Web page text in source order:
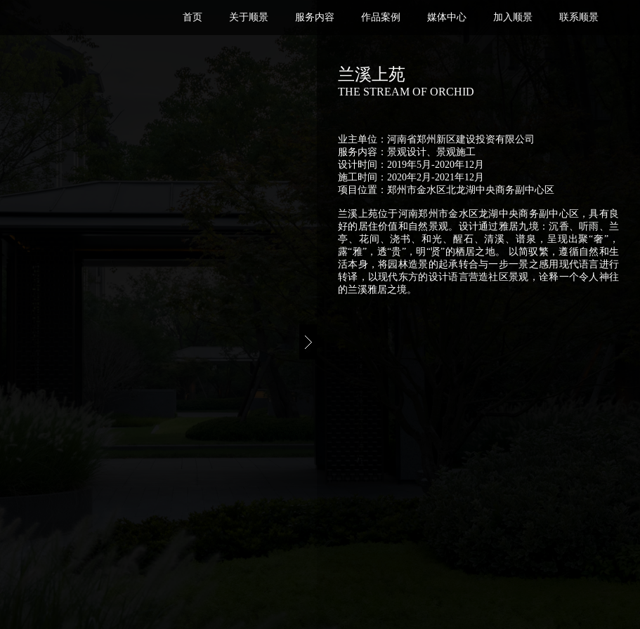
首页 关于顺景 服务内容 作品案例 媒体中心 加入顺景 联系顺景
兰溪上苑
THE STREAM OF ORCHID
业主单位：河南省郑州新区建设投资有限公司
服务内容：景观设计、景观施工
设计时间：2019年5月-2020年12月
施工时间：2020年2月-2021年12月
项目位置：郑州市金水区北龙湖中央商务副中心区
兰溪上苑位于河南郑州市金水区龙湖中央商务副中心区，具有良
好的居住价值和自然景观。设计通过雅居九境：沉香、听雨、兰
亭、花间、浇书、和光、醒石、清溪、谱泉，呈现出聚“奢”，
露“雅”，透“贵”，明“贤”的栖居之地。 以简驭繁，遵循自然和生
活本身，将园林造景的起承转合与一步一景之感用现代语言进行
转译，以现代东方的设计语言营造社区景观，诠释一个令人神往
的兰溪雅居之境。